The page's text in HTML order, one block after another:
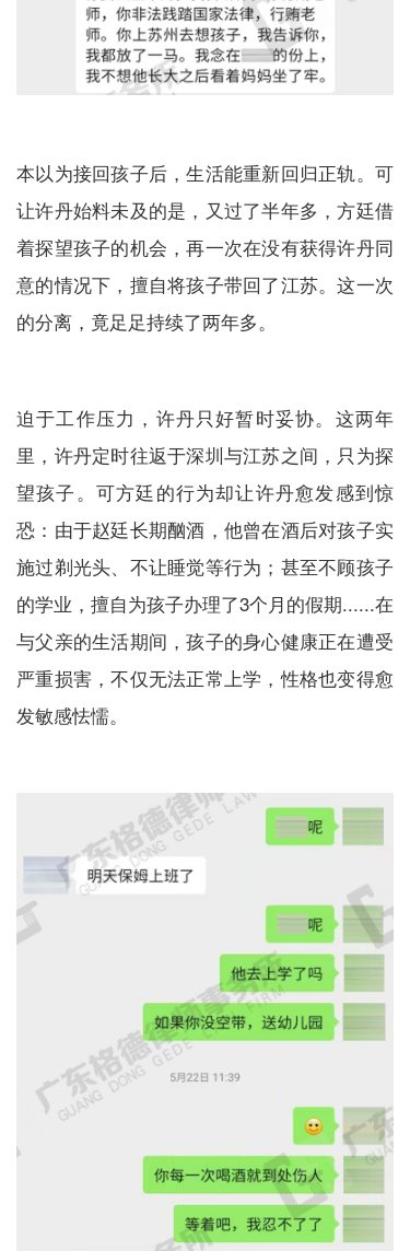
本以为接回孩子后，生活能重新回归正轨。可
让许丹始料未及的是，又过了半年多，方廷借
着探望孩子的机会，再一次在没有获得许丹同
意的情况下，擅自将孩子带回了江苏。这一次
的分离，竟足足持续了两年多。
迫于工作压力，许丹只好暂时妥协。这两年
里，许丹定时往返于深圳与江苏之间，只为探
望孩子。可方廷的行为却让许丹愈发感到惊
恐：由于赵廷长期酗酒，他曾在酒后对孩子实
施过剃光头、不让睡觉等行为；甚至不顾孩子
的学业，擅自为孩子办理了3个月的假期......在
与父亲的生活期间，孩子的身心健康正在遭受
严重损害，不仅无法正常上学，性格也变得愈
发敏感怯懦。